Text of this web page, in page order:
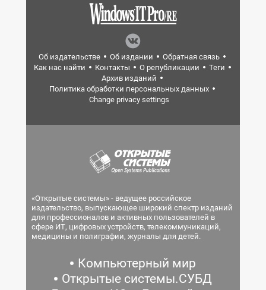
Об издательстве Об издании
Обратная связь
Как нас найти
Контакты О републикации
Теги
Архив изданий
Политика обработки персональных данных
Change privacy settings
«Открытые системы» - ведущее российское
издательство, выпускающее широкий спектр изданий
для профессионалов и активных пользователей в
сфере ИТ, цифровых устройств, телекоммуникаций,
медицины и полиграфии, журналы для детей.
Компьютерный мир
Открытые системы.СУБД